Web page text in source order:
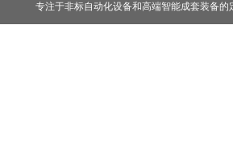
专注于非标自动化设备和高端智能成套装备的